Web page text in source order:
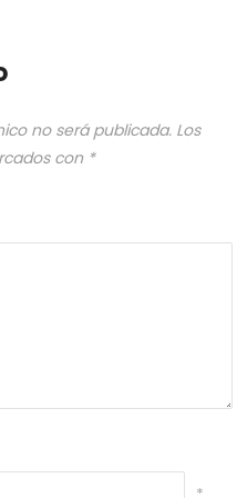
no será publicada. Los
con *